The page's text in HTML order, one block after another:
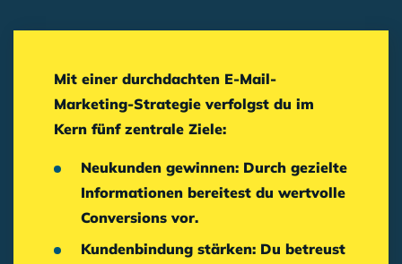
Mit einer durchdachten E-Mail-
Marketing-Strategie verfolgst du im
Kern fünf zentrale Ziele:
Neukunden gewinnen: Durch gezielte
Informationen bereitest du wertvolle
Conversions vor.
Kundenbindung stärken: Du betreust